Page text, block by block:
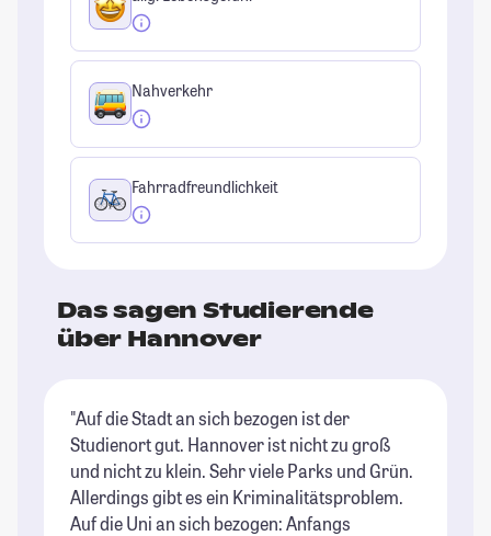
Nahverkehr
Fahrradfreundlichkeit
Das sagen Studierende
über Hannover
"Auf die Stadt an sich bezogen ist der
Studienort gut. Hannover ist nicht zu groß
und nicht zu klein. Sehr viele Parks und Grün.
Allerdings gibt es ein Kriminalitätsproblem.
Auf die Uni an sich bezogen: Anfangs